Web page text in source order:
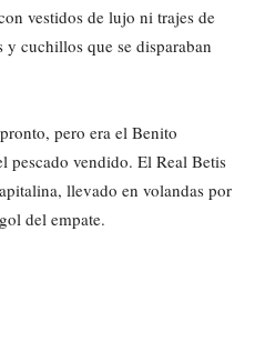
vestidos de lujo ni trajes de
y cuchillos que se disparaban
pero era el Benito
pescado vendido. El Real Betis
llevado en volandas por
del empate.